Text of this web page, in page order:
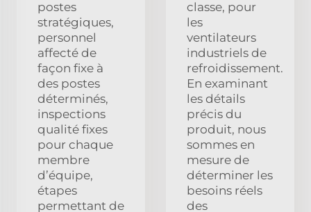
postes
stratégiques,
personnel
affecté de
façon fixe à
des postes
déterminés,
inspections
qualité fixes
pour chaque
membre
d’équipe,
étapes
permettant de
classe, pour
les
ventilateurs
industriels de
refroidissement.
En examinant
les détails
précis du
produit, nous
sommes en
mesure de
déterminer les
besoins réels
des